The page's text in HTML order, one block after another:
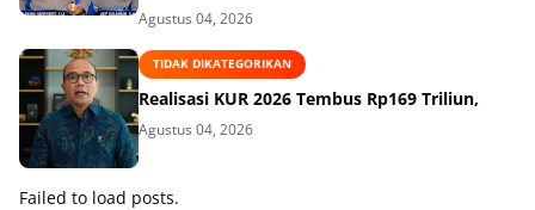
Agustus 04, 2026
TIDAK DIKATEGORIKAN
Realisasi KUR 2026 Tembus Rp169 Triliun,
Agustus 04, 2026
Failed to load posts.